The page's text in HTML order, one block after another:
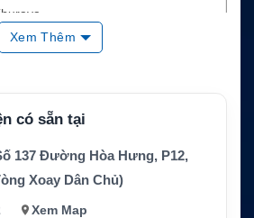
circuit-switched, SMS, GmPRS qu
SOS alert
GPS, GLONASS, BeiDou
232, NMEA, RJ-11, GPIO, khe SIM,
Xem Thêm
có sẵn tại
137 Đường Hòa Hưng, P12,
Xoay Dân Chủ)
Xem Map